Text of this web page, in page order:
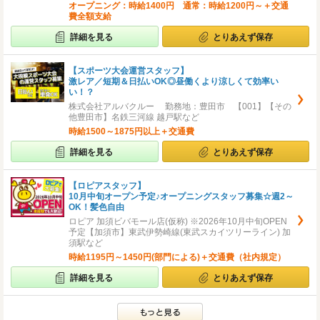
オープニング：時給1400円 通常：時給1200円～＋交通
費全額支給
詳細を見る とりあえず保存
【スポーツ大会運営スタッフ】
激レア／短期＆日払いOK◎昼働くより涼しくて効率い
い！？
株式会社アルバクルー 勤務地：豊田市 【001】【その
他豊田市】名鉄三河線 越戸駅など
時給1500～1875円以上＋交通費
詳細を見る とりあえず保存
【ロピアスタッフ】
10月中旬オープン予定♪オープニングスタッフ募集☆週2～
OK！髪色自由
ロピア 加須ビバモール店(仮称) ※2026年10月中旬OPEN
予定【加須市】東武伊勢崎線(東武スカイツリーライン) 加
須駅など
時給1195円～1450円(部門による)＋交通費（社内規定）
詳細を見る とりあえず保存